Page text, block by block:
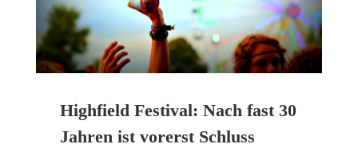
Highfield Festival: Nach fast 30
Jahren ist vorerst Schluss